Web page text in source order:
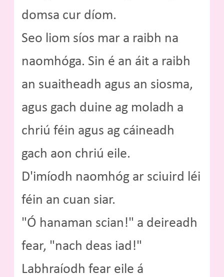
domsa cur díom.
Seo liom síos mar a raibh na
naomhóga. Sin é an áit a raibh
an suaitheadh agus an siosma,
agus gach duine ag moladh a
chriú féin agus ag cáineadh
gach aon chriú eile.
D'imíodh naomhóg ar sciuird léi
féin an cuan siar.
"Ó hanaman scian!" a deireadh
fear, "nach deas iad!"
Labhraíodh fear eile á